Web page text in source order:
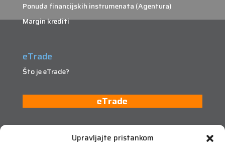
Upravljajte pristankom
Ponuda financijskih instrumenata (Agentura)
Margin krediti
eTrade
Što je eTrade?
eTrade